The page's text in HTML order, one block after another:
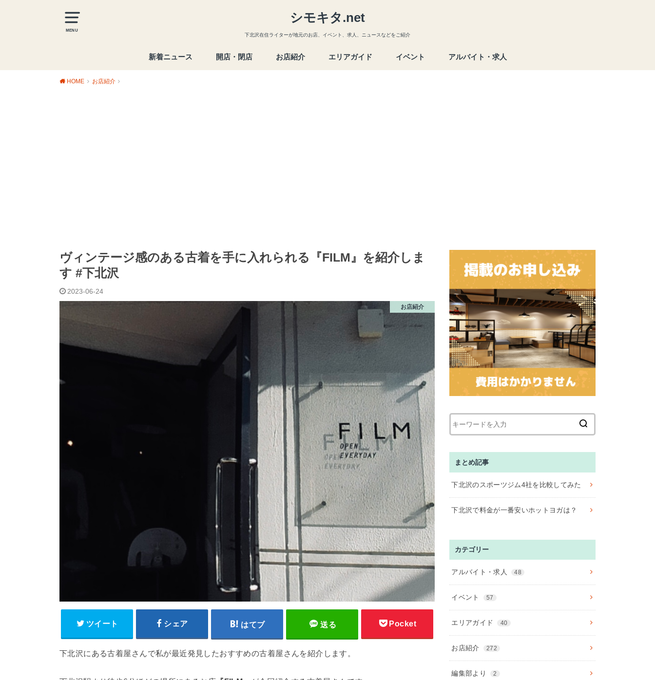
MENU
シモキタ.net
下北沢在住ライターが地元のお店、イベント、求人、ニュースなどをご紹介
新着ニュース 開店・閉店 お店紹介 エリアガイド イベント アルバイト・求人
HOME お店紹介
ヴィンテージ感のある古着を手に入れられる『FILM』を紹介しま
す #下北沢
2023-06-24
お店紹介
ツイート シェア はてブ 送る Pocket
下北沢にある古着屋さんで私が最近発見したおすすめの古着屋さんを紹介します。
まとめ記事
下北沢のスポーツジム4社を比較してみた
下北沢で料金が一番安いホットヨガは？
カテゴリー
アルバイト・求人 48
イベント 57
エリアガイド 40
お店紹介 272
編集部より 2